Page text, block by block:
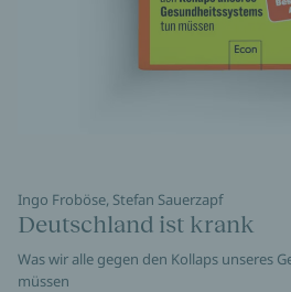
Ingo Froböse, Stefan Sauerzapf
Deutschland ist krank
Was wir alle gegen den Kollaps unseres
müssen